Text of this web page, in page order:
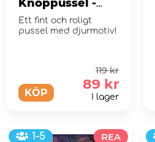
Knoppussel -
Husdjur 4 bitar
Ett fint och roligt
pussel med djurmotiv!
KÖP
119 kr
89 kr
I lager
1-5 REA